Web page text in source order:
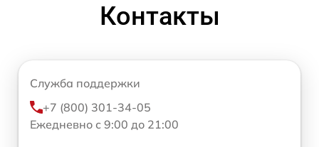
Контакты
Служба поддержки
+7 (800) 301-34-05
Ежедневно с 9:00 до 21:00